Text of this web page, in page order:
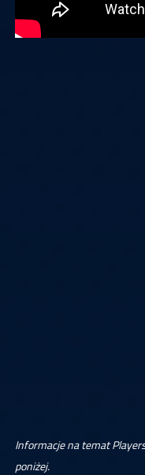
Informacje na temat
poniżej.